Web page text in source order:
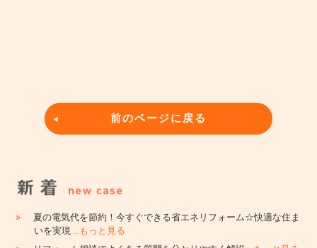
前のページに戻る
»
夏の電気代を節約！今すぐできる省エネリフォーム☆快適な住ま
いを実現 …もっと見る